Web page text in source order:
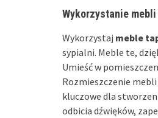
Wykorzystanie
Wykorzystaj meble
sypialni. Meble te,
Umieść w
Rozmieszczenie
kluczowe dla
odbicia dźwięków,